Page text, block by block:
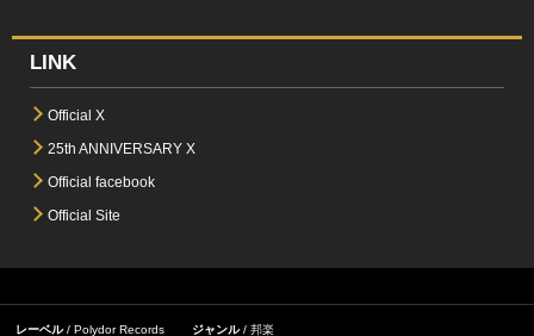
LINK
Official X
25th ANNIVERSARY X
Official facebook
Official Site
レーベル Polydor Records ジャンル 邦楽